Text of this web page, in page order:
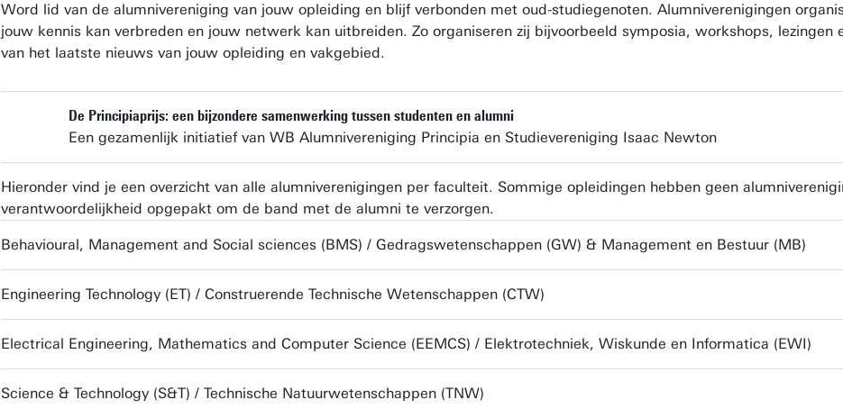
Word lid van de alumnivereniging van jouw opleiding en blijf verbonden met oud-studiegenoten. Alumniverenigingen
jouw kennis kan verbreden en jouw netwerk kan uitbreiden. Zo organiseren zij bijvoorbeeld symposia, workshops,
van het laatste nieuws van jouw opleiding en vakgebied.
De Principiaprijs: een bijzondere samenwerking tussen studenten en alumni
Een gezamenlijk initiatief van WB Alumnivereniging Principia en Studievereniging Isaac Newton
Hieronder vind je een overzicht van alle alumniverenigingen per faculteit. Sommige opleidingen hebben geen
verantwoordelijkheid opgepakt om de band met de alumni te verzorgen.
Behavioural, Management and Social sciences (BMS) / Gedragswetenschappen (GW) & Management en Bestuur (MB)
Engineering Technology (ET) / Construerende Technische Wetenschappen (CTW)
Electrical Engineering, Mathematics and Computer Science (EEMCS) / Elektrotechniek, Wiskunde en Informatica (EWI)
Science & Technology (S&T) / Technische Natuurwetenschappen (TNW)